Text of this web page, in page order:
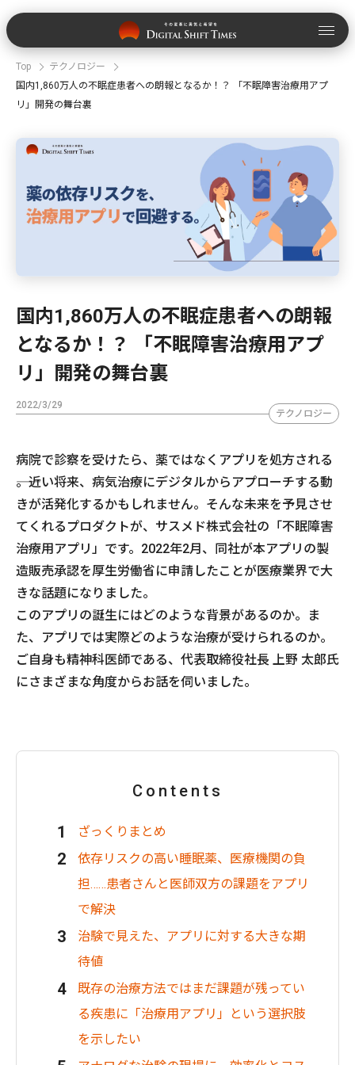
Top
テクノロジー
国内1,860万人の不眠症患者への朗報となるか！？ 「不眠障害治療用アプ
リ」開発の舞台裏
国内1,860万人の不眠症患者への朗報
となるか！？ 「不眠障害治療用アプ
リ」開発の舞台裏
2022/3/29
テクノロジー
病院で診察を受けたら、薬ではなくアプリを処方される
――。近い将来、病気治療にデジタルからアプローチする動
きが活発化するかもしれません。そんな未来を予見させ
てくれるプロダクトが、サスメド株式会社の「不眠障害
治療用アプリ」です。2022年2月、同社が本アプリの製
造販売承認を厚生労働省に申請したことが医療業界で大
きな話題になりました。
このアプリの誕生にはどのような背景があるのか。ま
た、アプリでは実際どのような治療が受けられるのか。
ご自身も精神科医師である、代表取締役社長 上野 太郎氏
にさまざまな角度からお話を伺いました。
Contents
ざっくりまとめ
依存リスクの高い睡眠薬、医療機関の負
担……患者さんと医師双方の課題をアプリ
で解決
治験で見えた、アプリに対する大きな期
待値
既存の治療方法ではまだ課題が残ってい
る疾患に「治療用アプリ」という選択肢
を示したい